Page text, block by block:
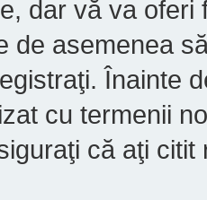
dar vă va oferi
de asemenea
Înainte
cu termenii
că aţi